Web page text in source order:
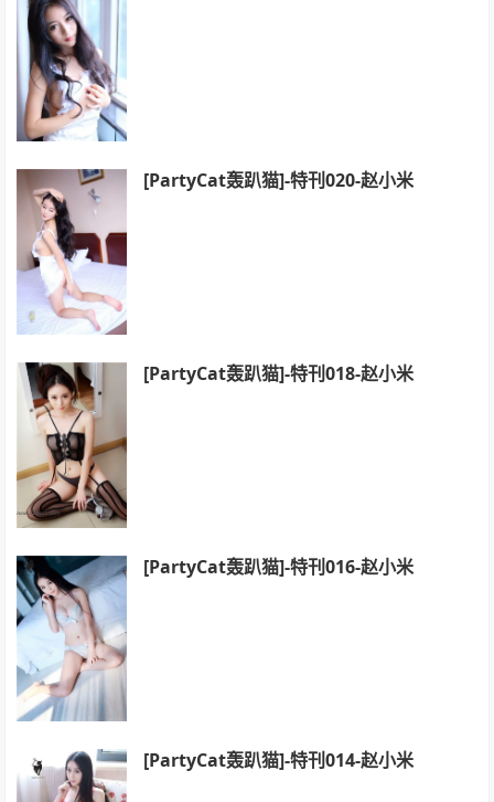
[PartyCat轰趴猫]-特刊020-赵小米
[PartyCat轰趴猫]-特刊018-赵小米
[PartyCat轰趴猫]-特刊016-赵小米
[PartyCat轰趴猫]-特刊014-赵小米